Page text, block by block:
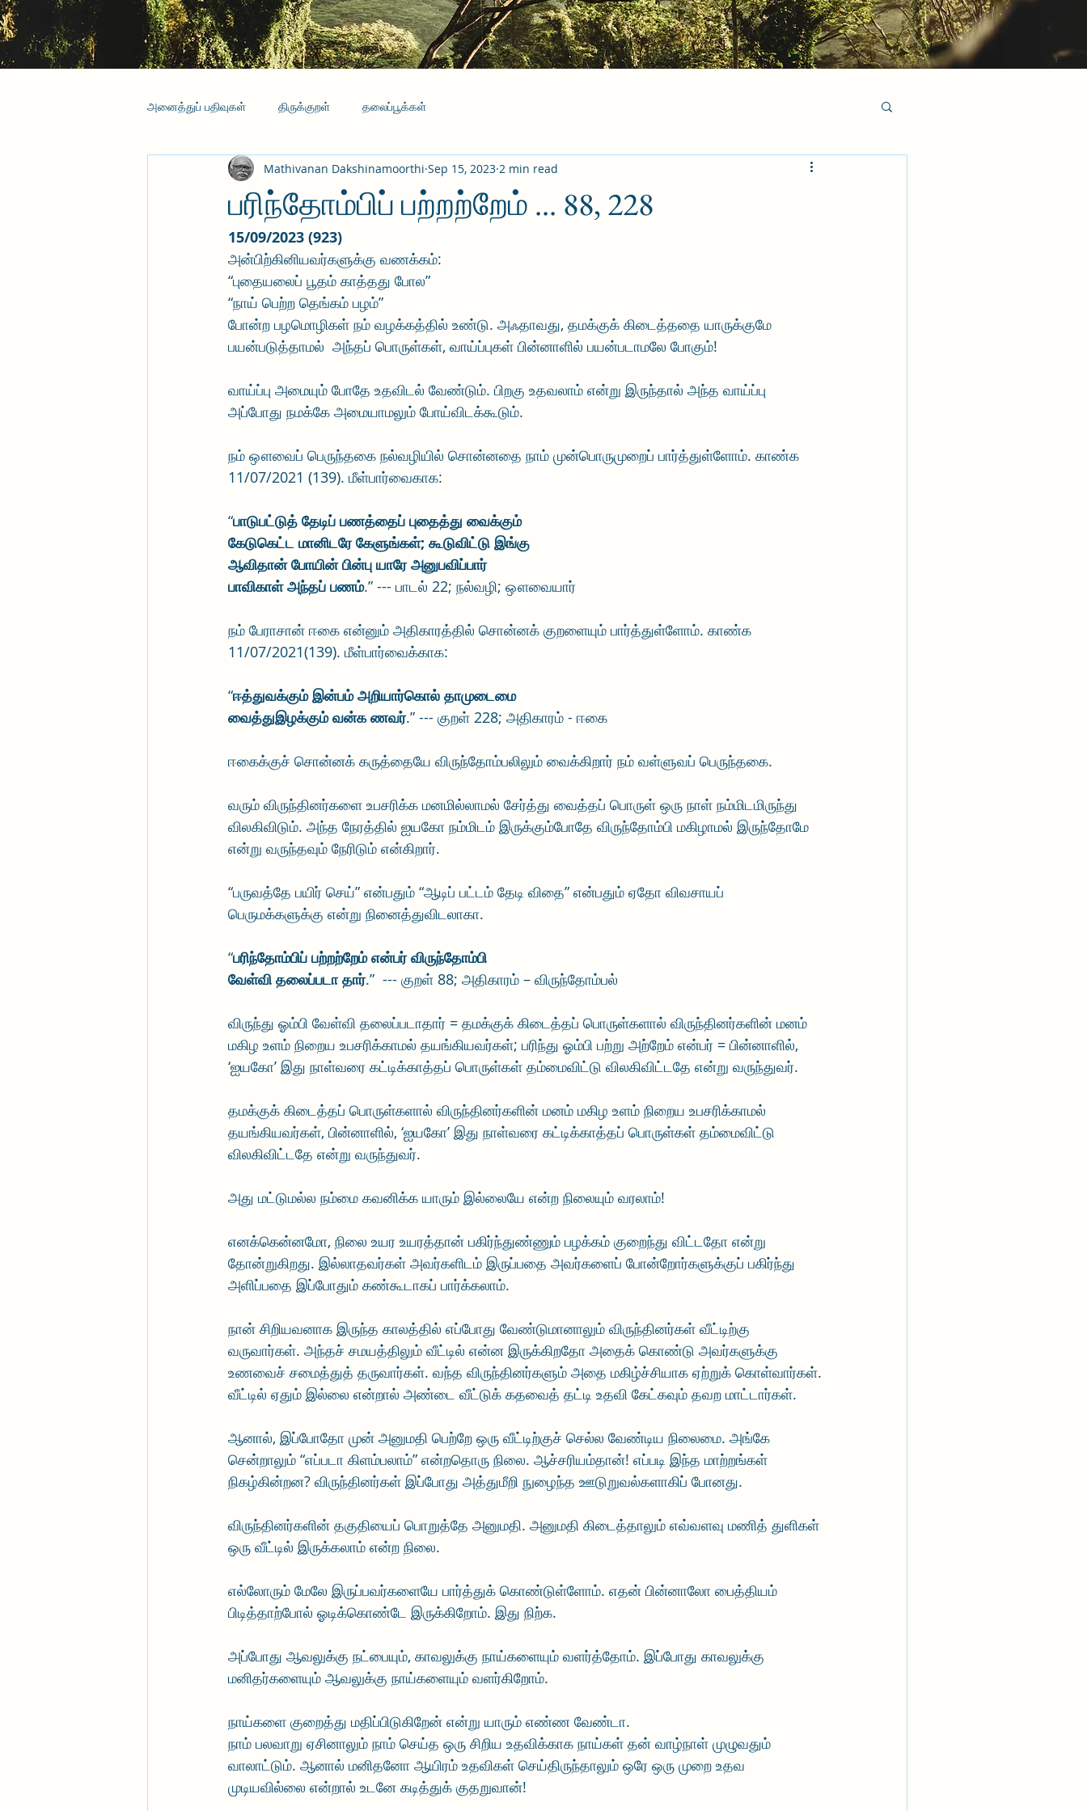
அனைத்துப் பதிவுகள் திருக்குறள் தலைப்பூக்கள்
பரிந்தோம்பிப் பற்றற்றேம் ... 88, 228
Mathivanan Dakshinamoorthi Sep 15, 2023 2 min read
15/09/2023 (923)
அன்பிற்கினியவர்களுக்கு வணக்கம்:
“புதையலைப் பூதம் காத்தது போல”
“நாய் பெற்ற தெங்கம் பழம்”
போன்ற பழமொழிகள் நம் வழக்கத்தில் உண்டு. அஃதாவது, தமக்குக் கிடைத்ததை யாருக்குமே
பயன்படுத்தாமல்  அந்தப் பொருள்கள், வாய்ப்புகள் பின்னாளில் பயன்படாமலே போகும்!
வாய்ப்பு அமையும் போதே உதவிடல் வேண்டும். பிறகு உதவலாம் என்று இருந்தால் அந்த வாய்ப்பு
அப்போது நமக்கே அமையாமலும் போய்விடக்கூடும்.
நம் ஔவைப் பெருந்தகை நல்வழியில் சொன்னதை நாம் முன்பொருமுறைப் பார்த்துள்ளோம். காண்க
11/07/2021 (139). மீள்பார்வைகாக:
“பாடுபட்டுத் தேடிப் பணத்தைப் புதைத்து வைக்கும்
கேடுகெட்ட மானிடரே கேளுங்கள்; கூடுவிட்டு இங்கு
ஆவிதான் போயின் பின்பு யாரே அனுபவிப்பார்
பாவிகாள் அந்தப் பணம்.” --- பாடல் 22; நல்வழி; ஔவையார்
நம் பேராசான் ஈகை என்னும் அதிகாரத்தில் சொன்னக் குறளையும் பார்த்துள்ளோம். காண்க
11/07/2021(139). மீள்பார்வைக்காக:
“ஈத்துவக்கும் இன்பம் அறியார்கொல் தாமுடைமை
வைத்துஇழக்கும் வன்க ணவர்.” --- குறள் 228; அதிகாரம் - ஈகை
ஈகைக்குச் சொன்னக் கருத்தையே விருந்தோம்பலிலும் வைக்கிறார் நம் வள்ளுவப் பெருந்தகை.
வரும் விருந்தினர்களை உபசரிக்க மனமில்லாமல் சேர்த்து வைத்தப் பொருள் ஒரு நாள் நம்மிடமிருந்து
விலகிவிடும். அந்த நேரத்தில் ஐயகோ நம்மிடம் இருக்கும்போதே விருந்தோம்பி மகிழாமல் இருந்தோமே
என்று வருந்தவும் நேரிடும் என்கிறார்.
“பருவத்தே பயிர் செய்” என்பதும் “ஆடிப் பட்டம் தேடி விதை” என்பதும் ஏதோ விவசாயப்
பெருமக்களுக்கு என்று நினைத்துவிடலாகா.
“பரிந்தோம்பிப் பற்றற்றேம் என்பர் விருந்தோம்பி
வேள்வி தலைப்படா தார்.”  --- குறள் 88; அதிகாரம் – விருந்தோம்பல்
விருந்து ஓம்பி வேள்வி தலைப்படாதார் = தமக்குக் கிடைத்தப் பொருள்களால் விருந்தினர்களின் மனம்
மகிழ உளம் நிறைய உபசரிக்காமல் தயங்கியவர்கள்; பரிந்து ஓம்பி பற்று அற்றேம் என்பர் = பின்னாளில்,
‘ஐயகோ’ இது நாள்வரை கட்டிக்காத்தப் பொருள்கள் தம்மைவிட்டு விலகிவிட்டதே என்று வருந்துவர்.
தமக்குக் கிடைத்தப் பொருள்களால் விருந்தினர்களின் மனம் மகிழ உளம் நிறைய உபசரிக்காமல்
தயங்கியவர்கள், பின்னாளில், ‘ஐயகோ’ இது நாள்வரை கட்டிக்காத்தப் பொருள்கள் தம்மைவிட்டு
விலகிவிட்டதே என்று வருந்துவர்.
அது மட்டுமல்ல நம்மை கவனிக்க யாரும் இல்லையே என்ற நிலையும் வரலாம்!
எனக்கென்னமோ, நிலை உயர உயரத்தான் பகிர்ந்துண்ணும் பழக்கம் குறைந்து விட்டதோ என்று
தோன்றுகிறது. இல்லாதவர்கள் அவர்களிடம் இருப்பதை அவர்களைப் போன்றோர்களுக்குப் பகிர்ந்து
அளிப்பதை இப்போதும் கண்கூடாகப் பார்க்கலாம்.
நான் சிறியவனாக இருந்த காலத்தில் எப்போது வேண்டுமானாலும் விருந்தினர்கள் வீட்டிற்கு
வருவார்கள். அந்தச் சமயத்திலும் வீட்டில் என்ன இருக்கிறதோ அதைக் கொண்டு அவர்களுக்கு
உணவைச் சமைத்துத் தருவார்கள். வந்த விருந்தினர்களும் அதை மகிழ்ச்சியாக ஏற்றுக் கொள்வார்கள்.
வீட்டில் ஏதும் இல்லை என்றால் அண்டை வீட்டுக் கதவைத் தட்டி உதவி கேட்கவும் தவற மாட்டார்கள்.
ஆனால், இப்போதோ முன் அனுமதி பெற்றே ஒரு வீட்டிற்குச் செல்ல வேண்டிய நிலைமை. அங்கே
சென்றாலும் “எப்படா கிளம்பலாம்” என்றதொரு நிலை. ஆச்சரியம்தான்! எப்படி இந்த மாற்றங்கள்
நிகழ்கின்றன? விருந்தினர்கள் இப்போது அத்துமீறி நுழைந்த ஊடுறுவல்களாகிப் போனது.
விருந்தினர்களின் தகுதியைப் பொறுத்தே அனுமதி. அனுமதி கிடைத்தாலும் எவ்வளவு மணித் துளிகள்
ஒரு வீட்டில் இருக்கலாம் என்ற நிலை.
எல்லோரும் மேலே இருப்பவர்களையே பார்த்துக் கொண்டுள்ளோம். எதன் பின்னாலோ பைத்தியம்
பிடித்தாற்போல் ஓடிக்கொண்டே இருக்கிறோம். இது நிற்க.
அப்போது ஆவலுக்கு நட்பையும், காவலுக்கு நாய்களையும் வளர்த்தோம். இப்போது காவலுக்கு
மனிதர்களையும் ஆவலுக்கு நாய்களையும் வளர்கிறோம்.
நாய்களை குறைத்து மதிப்பிடுகிறேன் என்று யாரும் எண்ண வேண்டா.
நாம் பலவாறு ஏசினாலும் நாம் செய்த ஒரு சிறிய உதவிக்காக நாய்கள் தன் வாழ்நாள் முழுவதும்
வாலாட்டும். ஆனால் மனிதனோ ஆயிரம் உதவிகள் செய்திருந்தாலும் ஒரே ஒரு முறை உதவ
முடியவில்லை என்றால் உடனே கடித்துக் குதறுவான்!